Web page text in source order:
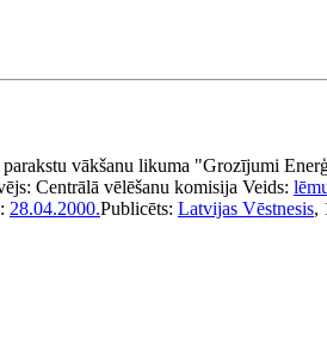
parakstu vākšanu likuma "Grozījumi
Centrālā vēlēšanu komisija Veids:
28.04.2000.Publicēts: Latvijas Vēstnesis,